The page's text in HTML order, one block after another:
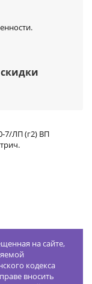
7/ЛП (г2) ВП
на сайте,
кодекса
вносить